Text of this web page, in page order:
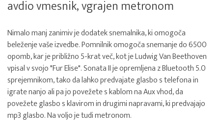
avdio vmesnik, vgrajen metronom
Nimalo manj zanimiv je dodatek snemalnika, ki omogoča
beleženje vaše izvedbe. Pomnilnik omogoča snemanje do 6500
opomb, kar je približno 5-krat več, kot je Ludwig Van Beethoven
vpisal v svojo "Fur Elise". Sonata II je opremljena z Bluetooth 5.0
sprejemnikom, tako da lahko predvajate glasbo s telefona in
igrate nanjo ali pa jo povežete s kablom na Aux vhod, da
povežete glasbo s klavirom in drugimi napravami, ki predvajajo
mp3 glasbo. Na voljo je tudi metronom.